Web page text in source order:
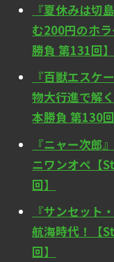
『夏休みは切
む200円のホ
勝負 第131回】
『百獣エスケ
物大行進で解
本勝負 第130回
『ニャー次郎
ニワンオペ【
回】
『サンセット
航海時代！【
回】